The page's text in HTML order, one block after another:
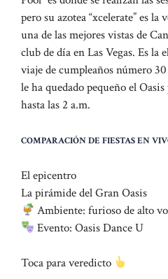
pero su azotea “xcelerate” es
una de las mejores vistas de
club de día en Las Vegas. Es la
viaje de cumpleaños número
le ha quedado pequeño el
hasta las 2 a.m.
COMPARACIÓN DE FIESTAS EN
El epicentro
La pirámide del Gran Oasis
Ambiente: furioso de alto
Evento: Oasis Dance U
Toca para veredicto